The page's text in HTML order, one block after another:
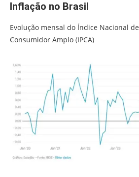
Inflação no Brasil
Evolução mensal do Índice Nacional
Consumidor Amplo (IPCA)